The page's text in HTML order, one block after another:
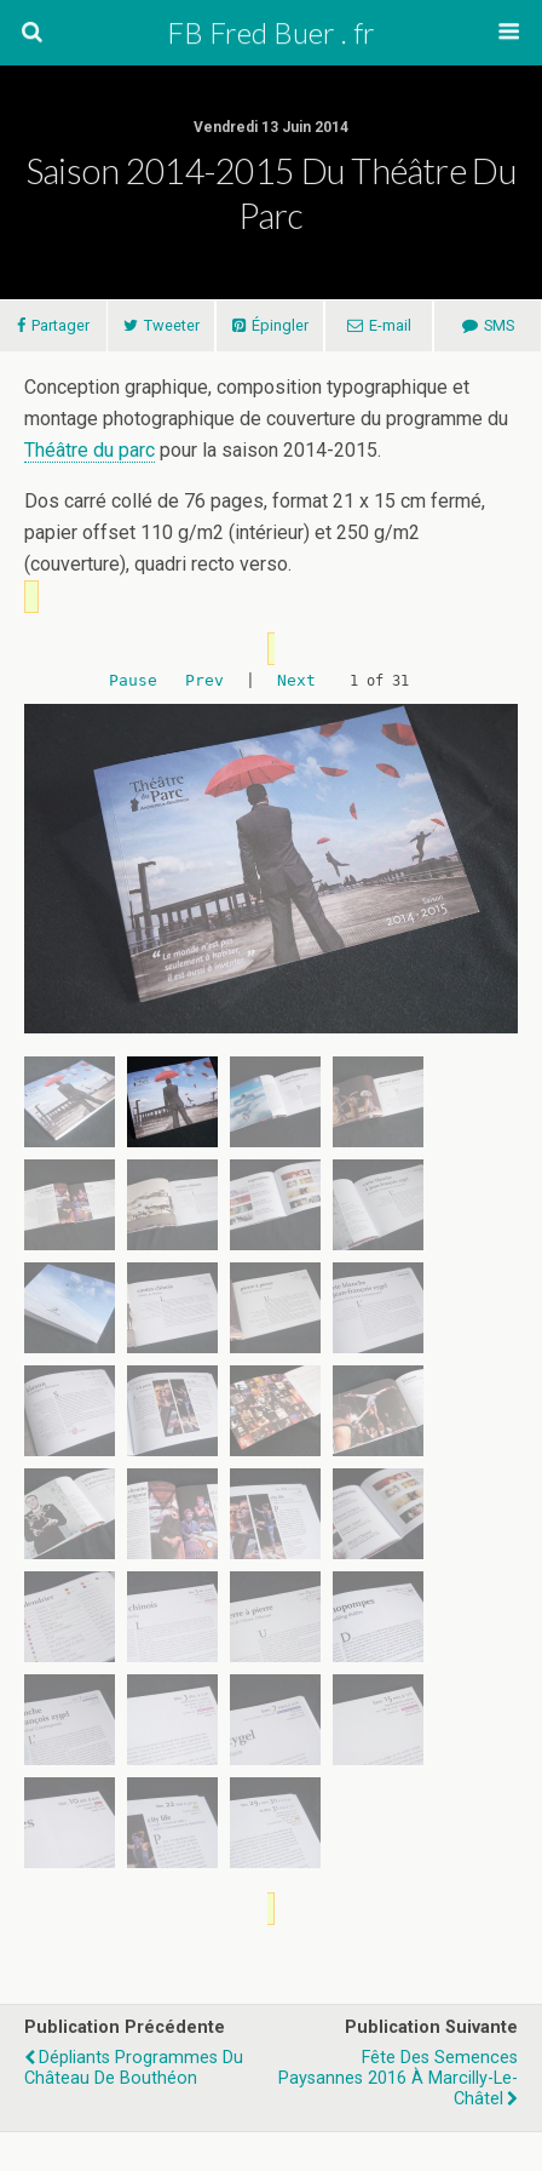
FB Fred Buer . fr
Vendredi 13 Juin 2014
Saison 2014-2015 Du Théâtre Du
Parc
Partager Tweeter Épingler E-mail SMS
Conception graphique, composition typographique et
montage photographique de couverture du programme du
Théâtre du parc pour la saison 2014-2015.
Dos carré collé de 76 pages, format 21 x 15 cm fermé,
papier offset 110 g/m2 (intérieur) et 250 g/m2
(couverture), quadri recto verso.
Pause Prev Next 2 of 31
Publication Précédente
Dépliants Programmes Du
Château De Bouthéon
Publication Suivante
Fête Des Semences
Paysannes 2016 À Marcilly-Le-
Châtel